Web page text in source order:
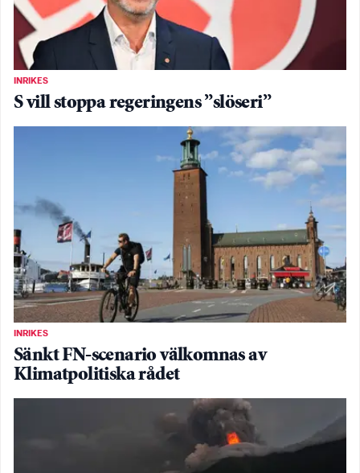
INRIKES
S vill stoppa regeringens ”slöseri”
INRIKES
Sänkt FN-scenario välkomnas av
Klimatpolitiska rådet